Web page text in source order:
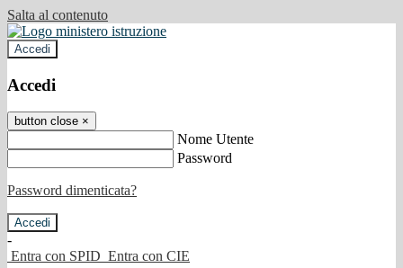
Salta al contenuto
Accedi
Accedi
button close ×
Nome Utente
Password
Password dimenticata?
-
Entra con SPID Entra con CIE